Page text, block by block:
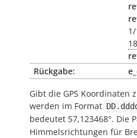
Rückgabe:
Gibt die GPS Koordinaten
werden im Format
bedeutet 57,123468°. Die
Himmelsrichtungen für